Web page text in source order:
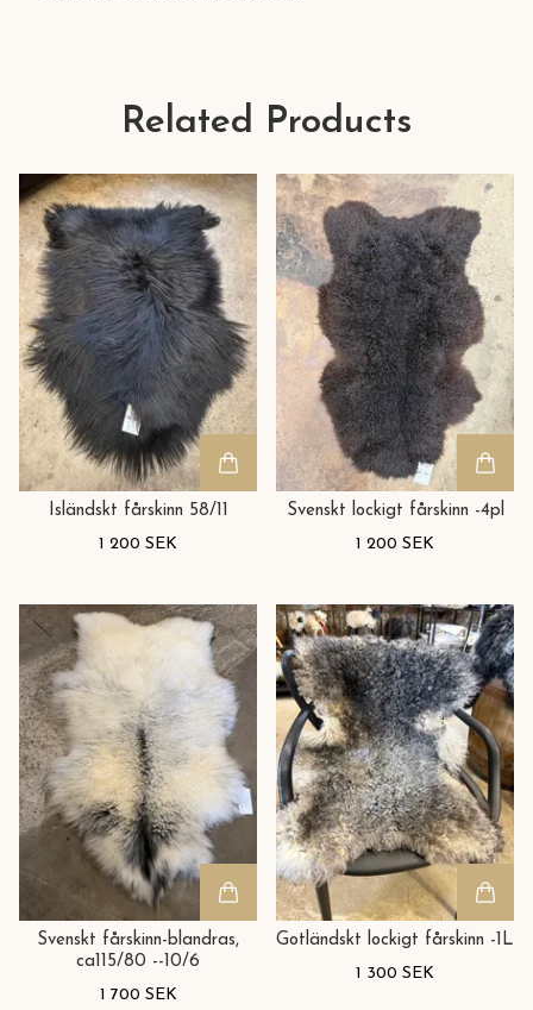
Related Products
Isländskt fårskinn 58/11
1 200 SEK
Svenskt lockigt fårskinn -4pl
1 200 SEK
Svenskt fårskinn-blandras,
ca115/80 --10/6
1 700 SEK
Gotländskt lockigt fårskinn -1L
1 300 SEK